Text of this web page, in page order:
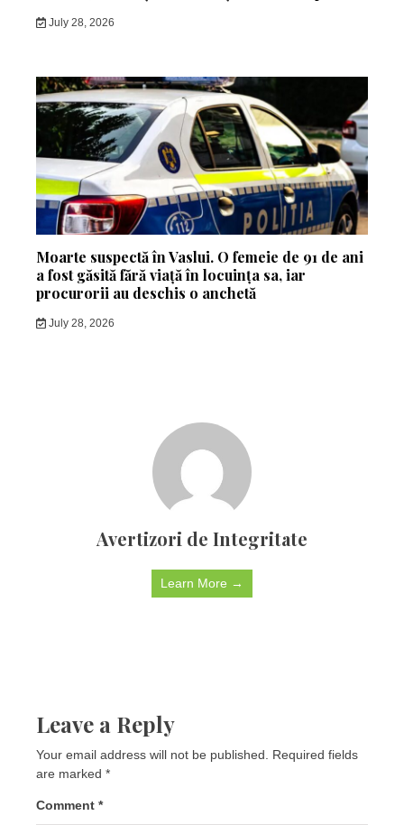
July 28, 2026
Moarte suspectă în Vaslui. O femeie de 91 de ani
a fost găsită fără viață în locuința sa, iar
procurorii au deschis o anchetă
July 28, 2026
Avertizori de Integritate
Learn More →
Leave a Reply
Your email address will not be published.
Required fields
are marked *
Comment *